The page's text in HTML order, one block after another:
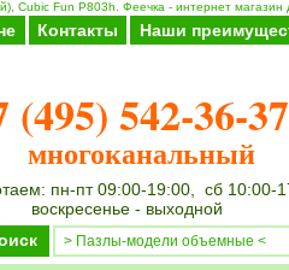
Cubic Fun P803h. Феечка - интернет магазин
Контакты Наши
(495) 542-36-37
многоканальный
пн-пт 09:00-19:00, сб 10:00-
воскресенье - выходной